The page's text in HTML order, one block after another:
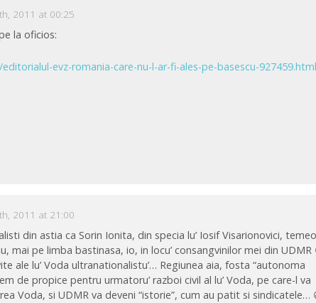
2011 at 00:25
la oficios:
evz-romania-care-nu-l-ar-fi-ales-pe-basescu-927459.html
2011 at 21:00
din astia ca Sorin Ionita, din specia lu’ Iosif Visarionovici, temeo
mai pe limba bastinasa, io, in locu’ consangvinilor mei din UDMR
ale lu’ Voda ultranationalistu’… Regiunea aia, fosta “autonoma
de propice pentru urmatoru’ razboi civil al lu’ Voda, pe care-l va
Voda, si UDMR va deveni “istorie”, cum au patit si sindicatele…